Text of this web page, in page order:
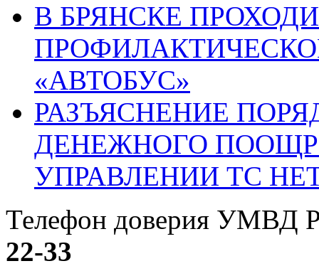
В БРЯНСКЕ
«АВТОБУС»
РАЗЪЯСНЕНИЕ
ДЕНЕЖНОГО
УПРАВЛЕНИИ ТС
Телефон доверия УМВД
22-33